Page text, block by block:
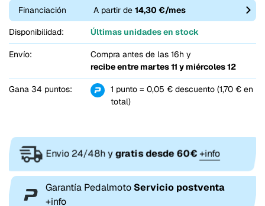
Financiación A partir de14,30 €/mes
Disponibilidad: Últimas unidades en stock
Envío:
Compra antes de las 16h y
recibe entre martes 11 y miércoles 12
Gana 34 puntos:
1 punto = 0,05 € descuento (1,70 € en
total)
Envio 24/48h ygratis desde 60€+info
Garantía Pedalmoto Servicio postventa
+info